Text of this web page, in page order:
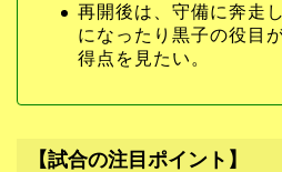
再開後は、守備に奔走
になったり黒子の役目
得点を見たい。
【試合の注目ポイント】